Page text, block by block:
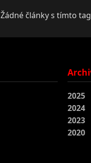
Žádné články s tímto
2025
2024
2023
2020